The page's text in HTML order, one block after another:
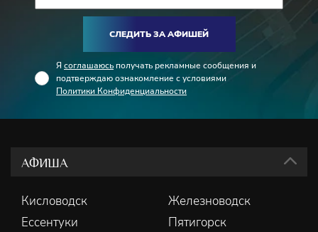
СЛЕДИТЬ ЗА АФИШЕЙ
Я соглашаюсь получать рекламные сообщения и
подтверждаю ознакомление с условиями
Политики Конфиденциальности
АФИША
Кисловодск
Железноводск
Ессентуки
Пятигорск